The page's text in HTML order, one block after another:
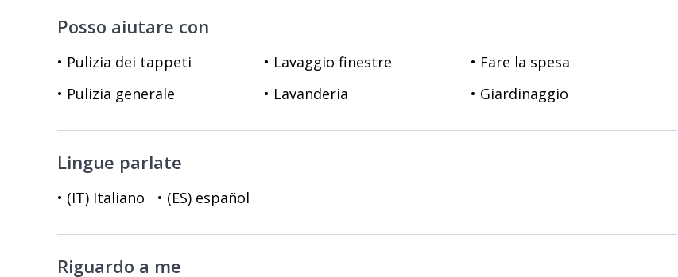
Posso aiutare con
• Pulizia dei tappeti • Lavaggio finestre
• Fare la spesa
• Pulizia generale
• Lavanderia • Giardinaggio
Lingue parlate
• (IT) Italiano • (ES) español
Riguardo a me